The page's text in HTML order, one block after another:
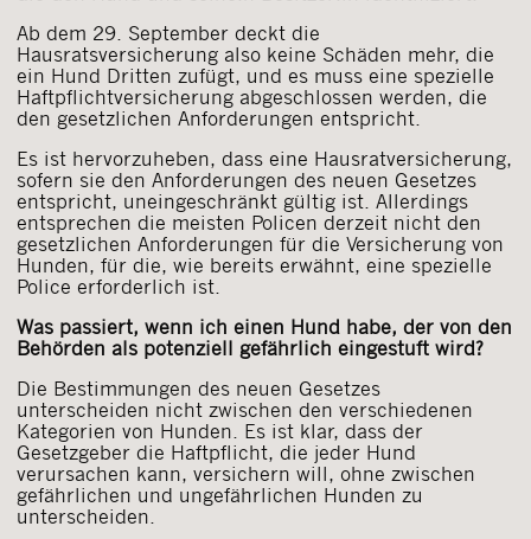
Ab dem 29. September deckt die
Hausratsversicherung also keine Schäden mehr, die
ein Hund Dritten zufügt, und es muss eine spezielle
Haftpflichtversicherung abgeschlossen werden, die
den gesetzlichen Anforderungen entspricht.
Es ist hervorzuheben, dass eine Hausratversicherung,
sofern sie den Anforderungen des neuen Gesetzes
entspricht, uneingeschränkt gültig ist. Allerdings
entsprechen die meisten Policen derzeit nicht den
gesetzlichen Anforderungen für die Versicherung von
Hunden, für die, wie bereits erwähnt, eine spezielle
Police erforderlich ist.
Was passiert, wenn ich einen Hund habe, der von den
Behörden als potenziell gefährlich eingestuft wird?
Die Bestimmungen des neuen Gesetzes
unterscheiden nicht zwischen den verschiedenen
Kategorien von Hunden. Es ist klar, dass der
Gesetzgeber die Haftpflicht, die jeder Hund
verursachen kann, versichern will, ohne zwischen
gefährlichen und ungefährlichen Hunden zu
unterscheiden.